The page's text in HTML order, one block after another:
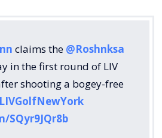
claims the @Roshnksa
in the first round of LIV
shooting a bogey-free
SQyr9JQr8b